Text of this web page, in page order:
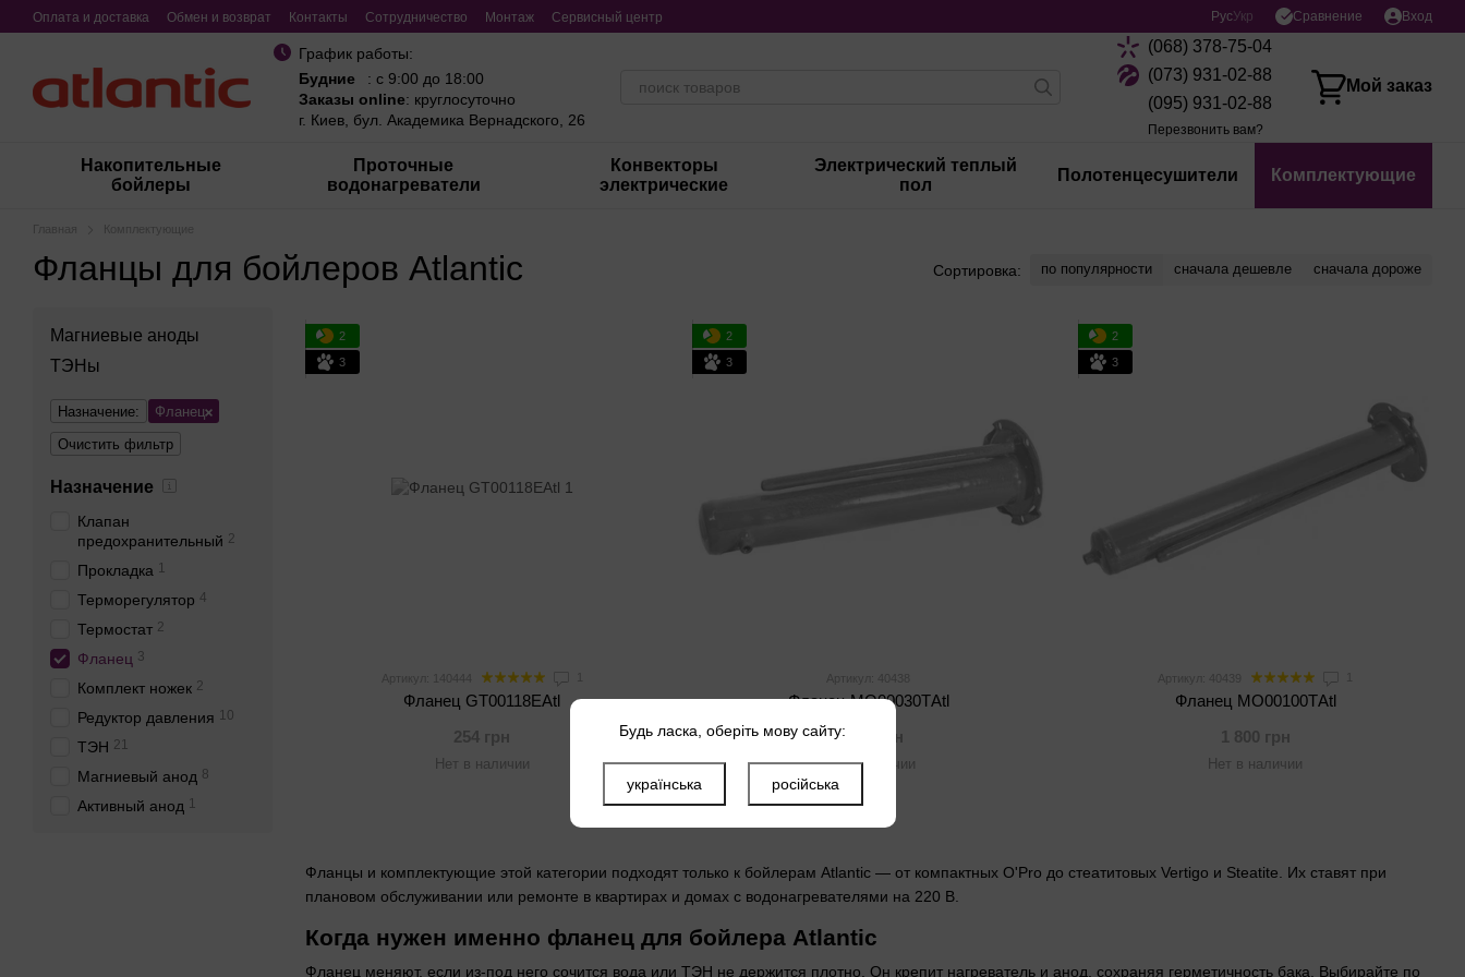
Перейти к основному контенту
Оплата и доставка Обмен и возврат Контакты Сотрудничество Монтаж Сервисный центр РусУкр Сравнение Вход
График работы:
Будние
: с 9:00 до 18:00
Заказы online: круглосуточно
г. Киев, бул. Академика Вернадского, 26
(068) 378-75-04
(073) 931-02-88
(095) 931-02-88
Перезвонить вам?
Мой заказ
Накопительные
бойлеры
Проточные
водонагреватели
Конвекторы
электрические
Электрический теплый
пол
Полотенцесушители Комплектующие
Главная Комплектующие
Фланцы для бойлеров Atlantic Сортировка: по популярности сначала дешевле сначала дороже
Фланцы и комплектующие этой категории подходят только к бойлерам Atlantic — от компактных O'Pro до стеатитовых Vertigo и Steatite. Их ставят при
плановом обслуживании или ремонте в квартирах и домах с водонагревателями на 220 В.
Когда нужен именно фланец для бойлера Atlantic
Фланец меняют, если из-под него сочится вода или ТЭН не держится плотно. Он крепит нагреватель и анод, сохраняя герметичность бака. Выбирайте по
2
3
Артикул: 140444
Фланец GT00118EAtl
254 грн
Нет в наличии
2
3
Артикул: 40438
Фланец МО00030ТAtl
1 200 грн
Нет в наличии
2
3
Артикул: 40439
Фланец МО00100ТAtl
1 800 грн
Нет в наличии
Магниевые аноды
ТЭНы
Назначение:
Фланец
Очистить фильтр
Назначение
Клапан
предохранительный 2
Прокладка 1
Терморегулятор 4
Термостат 2
Фланец 3
Комплект ножек 2
Редуктор давления 10
ТЭН 21
Магниевый анод 8
Активный анод 1
Будь ласка, оберіть мову сайту:
українська російська